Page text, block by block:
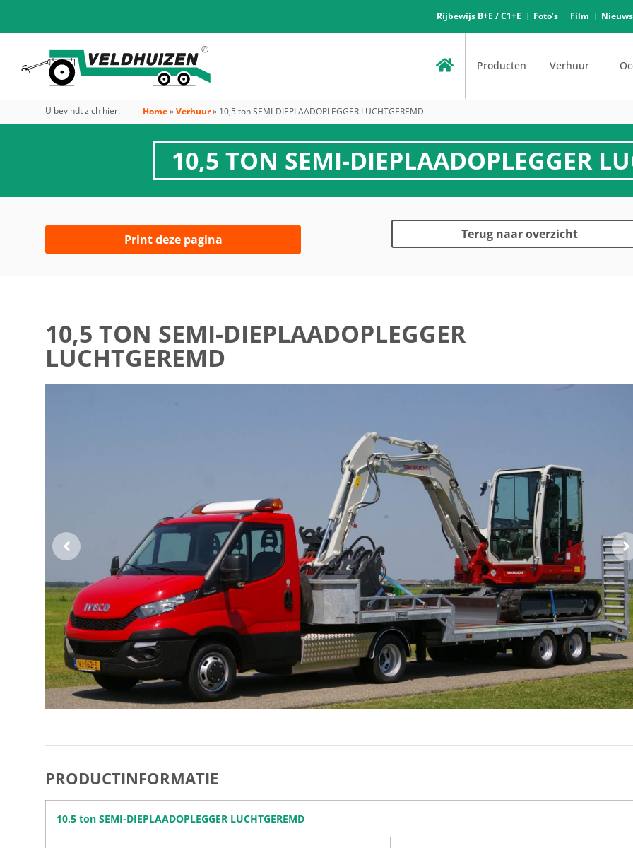
Rijbewijs B+E / C1+E Foto’s Film Nieuws
Producten Verhuur
U bevindt zich hier: Home»Verhuur» 10,5 ton SEMI-DIEPLAADOPLEGGER LUCHTGEREMD
10,5 TON SEMI-DIEPLAADOPLEGGER
Print deze pagina Terug naar overzicht
10,5 TON SEMI-DIEPLAADOPLEGGER
LUCHTGEREMD
PRODUCTINFORMATIE
10,5 ton SEMI-DIEPLAADOPLEGGER LUCHTGEREMD